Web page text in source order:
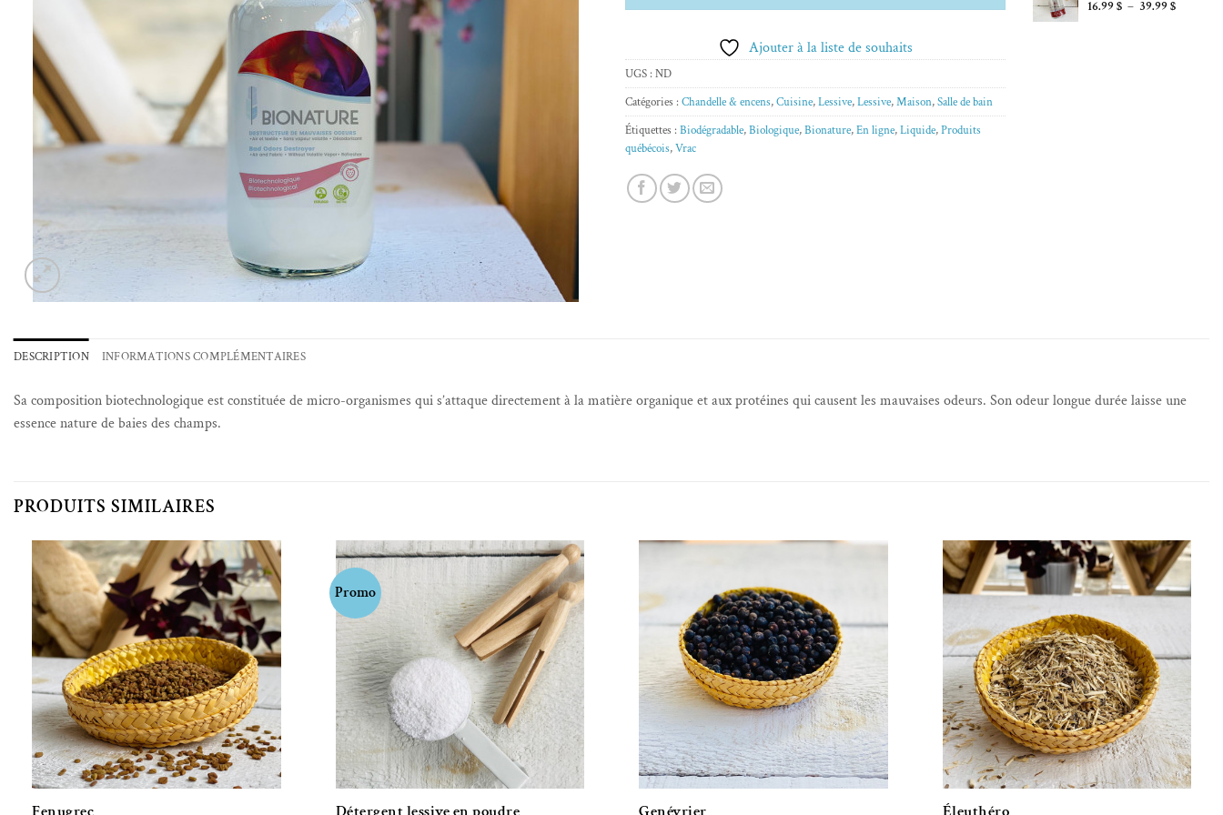
Ajouter à la liste de souhaits
UGS : ND
Catégories : Chandelle & encens,Cuisine,Lessive,Lessive,Maison,Salle de bain
Étiquettes : Biodégradable,Biologique,Bionature,En ligne,Liquide,Produits
québécois,Vrac
16.99$ – 39.99$Plage
DESCRIPTION INFORMATIONS COMPLÉMENTAIRES
Sa composition biotechnologique est constituée de micro-organismes qui s’attaque directement à la matière organique et aux protéines qui causent les mauvaises odeurs. Son odeur longue durée laisse une
essence nature de baies des champs.
PRODUITS SIMILAIRES
Ajouter à la liste de souhaits
Fenugrec
Promo Ajouter à la liste de souhaits
Détergent lessive en poudre
Ajouter à la liste de souhaits
Genévrier
Ajouter à la liste de souhaits
Éleuthéro